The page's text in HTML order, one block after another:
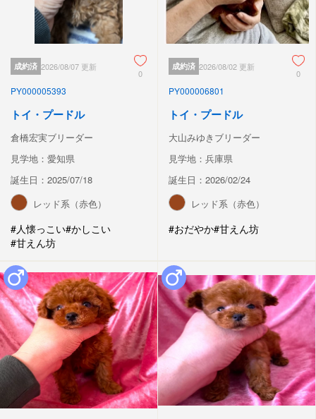
成約済 2026/08/07 更新
0
PY000005393
トイ・プードル
倉橋宏実ブリーダー
見学地：愛知県
誕生日：2025/07/18
レッド系（赤色）
#人懐っこい#かしこい
#甘えん坊
成約済 2026/08/02 更新
0
PY000006801
トイ・プードル
大山みゆきブリーダー
見学地：兵庫県
誕生日：2026/02/24
レッド系（赤色）
#おだやか#甘えん坊